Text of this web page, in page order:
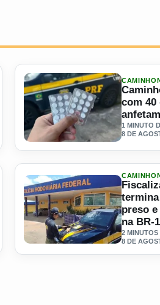
da viagem
Ler materia: Caminhoneiro é
com
1 MINUTO
8 DE
GO-213
Ler materia: Fiscalização do
preso
na BR-
2 MINUTOS
8 DE